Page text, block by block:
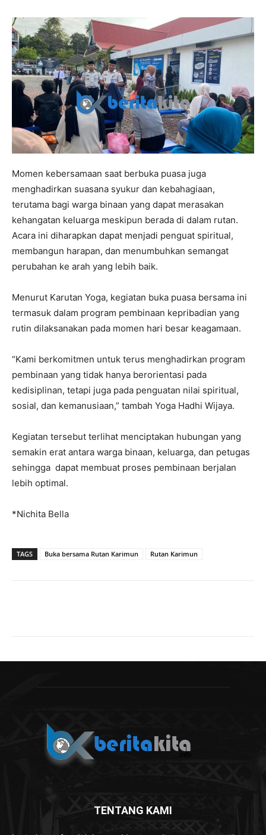
Momen kebersamaan saat berbuka puasa juga
menghadirkan suasana syukur dan kebahagiaan,
terutama bagi warga binaan yang dapat merasakan
kehangatan keluarga meskipun berada di dalam rutan.
Acara ini diharapkan dapat menjadi penguat spiritual,
membangun harapan, dan menumbuhkan semangat
perubahan ke arah yang lebih baik.
Menurut Karutan Yoga, kegiatan buka puasa bersama ini
termasuk dalam program pembinaan kepribadian yang
rutin dilaksanakan pada momen hari besar keagamaan.
“Kami berkomitmen untuk terus menghadirkan program
pembinaan yang tidak hanya berorientasi pada
kedisiplinan, tetapi juga pada penguatan nilai spiritual,
sosial, dan kemanusiaan,” tambah Yoga Hadhi Wijaya.
Kegiatan tersebut terlihat menciptakan hubungan yang
semakin erat antara warga binaan, keluarga, dan petugas
sehingga dapat membuat proses pembinaan berjalan
lebih optimal.
*Nichita Bella
TAGS Buka bersama Rutan Karimun Rutan Karimun
TENTANG KAMI